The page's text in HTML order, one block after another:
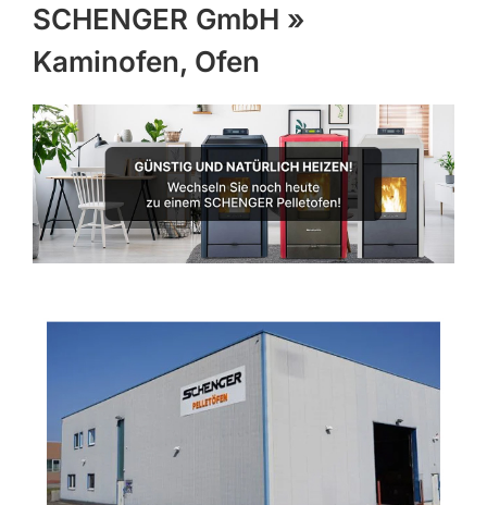
UNTERNEHMEN
PROFIL
WARENKORB
PRODUCTS
SEARCH
SCHENGER GmbH »
Kaminofen, Ofen